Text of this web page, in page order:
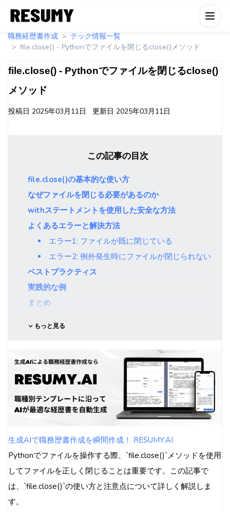
職務経歴書作成
テック情報一覧
file.close() - Pythonでファイルを閉じるclose()メソッド
file.close() - Pythonでファイルを閉じるclose()
メソッド
投稿日 2025年03月11日 更新日 2025年03月11日
この記事の目次
file.close()の基本的な使い方
なぜファイルを閉じる必要があるのか
withステートメントを使用した安全な方法
よくあるエラーと解決方法
エラー1: ファイルが既に閉じている
エラー2: 例外発生時にファイルが閉じられない
ベストプラクティス
実践的な例
まとめ
もっと見る
生成AIで職務歴書作成を瞬間作成！ RESUMY.AI
Pythonでファイルを操作する際、`file.close()`メソッドを使用
してファイルを正しく閉じることは重要です。この記事で
は、`file.close()`の使い方と注意点について詳しく解説しま
す。